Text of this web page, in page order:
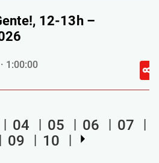
12-13h –
1:00:00
04 05 06
07
09 10